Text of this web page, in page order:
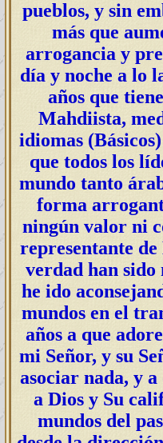
pueblos, y sin
más que
arrogancia y
día y noche a lo
años que
Mahdiista,
idiomas
que todos los
mundo tanto
forma
ningún valor ni
representante
verdad han sido
he ido
mundos en el
años a que
mi Señor, y su
asociar nada, y
a Dios y Su
mundos del